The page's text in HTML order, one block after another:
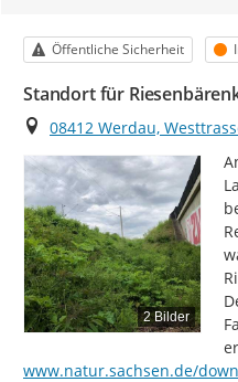
Kategorie
Öffentliche Sicherheit
Standort für
Ort
08412 Werdau,
2 Bilder
www.natur.sachsen.de/